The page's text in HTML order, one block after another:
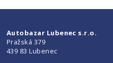
Autobazar Lubenec s.r.o.
Pražská 379
439 83 Lubenec